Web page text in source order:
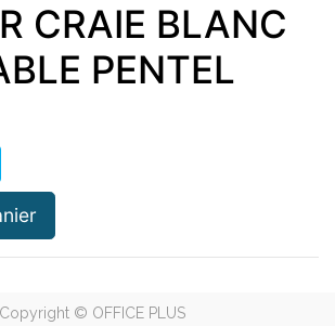
CRAIE BLANC
PENTEL
Copyright © OFFICE PLUS